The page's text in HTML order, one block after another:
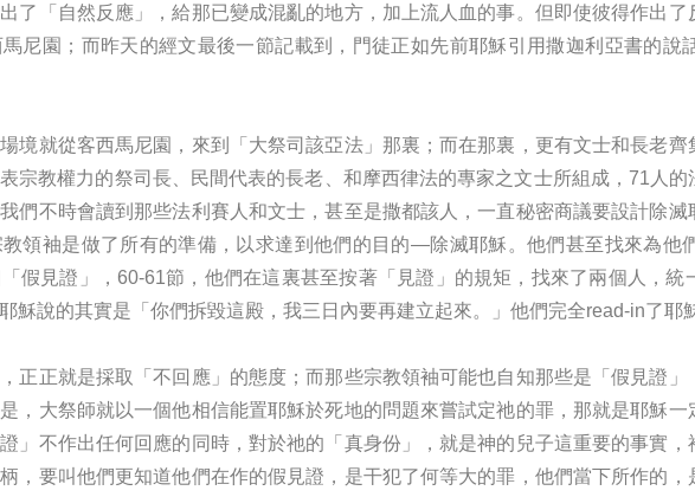
了「自然反應」，給那已變成混亂的地方，加上流人血的事。但即使彼得作出
尼園；而昨天的經文最後一節記載到，門徒正如先前耶穌引用撒迦利亞書的說
境就從客西馬尼園，來到「大祭司該亞法」那裏；而在那裏，更有文士和長老
宗教權力的祭司長、民間代表的長老、和摩西律法的專家之文士所組成，71人
們不時會讀到那些法利賽人和文士，甚至是撒都該人，一直秘密商議要設計除
教領袖是做了所有的準備，以求達到他們的目的—除滅耶穌。他們甚至找來為他
假見證」，60-61節，他們在這裏甚至按著「見證」的規矩，找來了兩個人，
穌說的其實是「你們拆毀這殿，我三日內要再建立起來。」他們完全read-in了耶
正正就是採取「不回應」的態度；而那些宗教領袖可能也自知那些是「假見證
，大祭師就以一個他相信能置耶穌於死地的問題來嘗試定祂的罪，那就是耶穌
」不作出任何回應的同時，對於祂的「真身份」，就是神的兒子這重要的事實
，要叫他們更知道他們在作的假見證，是干犯了何等大的罪，他們當下所作的